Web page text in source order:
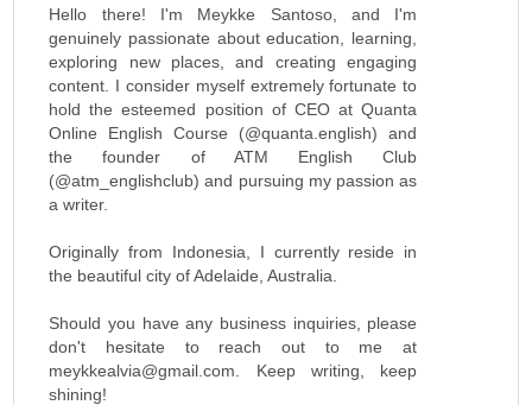
Hello there! I'm Meykke Santoso, and I'm
genuinely passionate about education, learning,
exploring new places, and creating engaging
content. I consider myself extremely fortunate to
hold the esteemed position of CEO at Quanta
Online English Course (@quanta.english) and
the founder of ATM English Club
(@atm_englishclub) and pursuing my passion as
a writer.
Originally from Indonesia, I currently reside in
the beautiful city of Adelaide, Australia.
Should you have any business inquiries, please
don't hesitate to reach out to me at
meykkealvia@gmail.com. Keep writing, keep
shining!